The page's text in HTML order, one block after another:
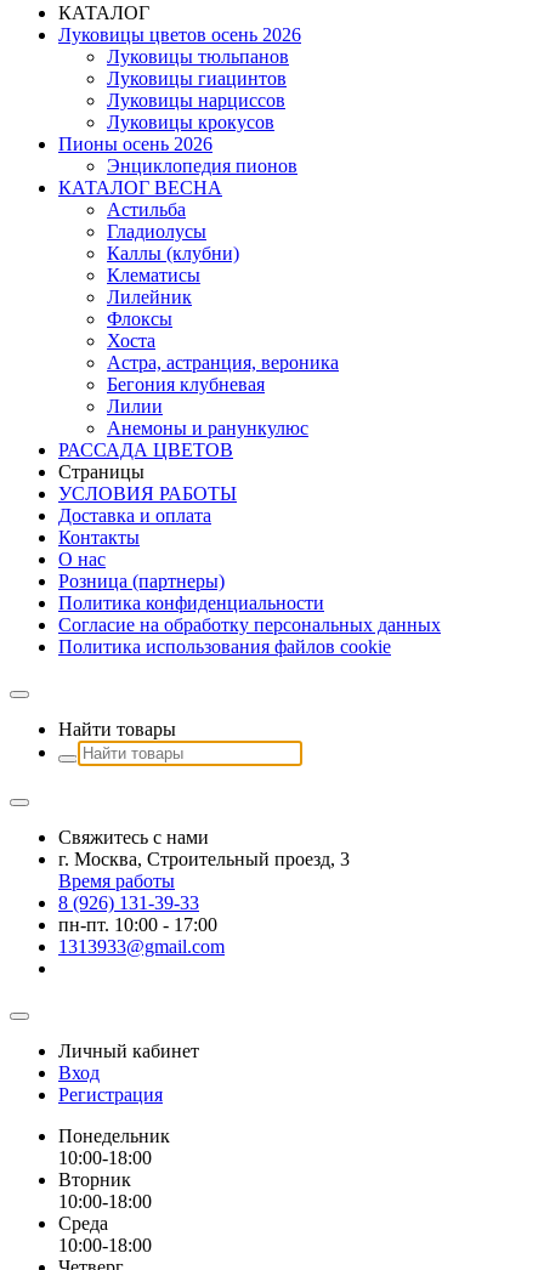
КАТАЛОГ
Луковицы цветов осень 2026
Луковицы тюльпанов
Луковицы гиацинтов
Луковицы нарциссов
Луковицы крокусов
Пионы осень 2026
Энциклопедия пионов
КАТАЛОГ ВЕСНА
Астильба
Гладиолусы
Каллы (клубни)
Клематисы
Лилейник
Флоксы
Хоста
Астра, астранция, вероника
Бегония клубневая
Лилии
Анемоны и ранункулюс
РАССАДА ЦВЕТОВ
Страницы
УСЛОВИЯ РАБОТЫ
Доставка и оплата
Контакты
О наc
Розница (партнеры)
Политика конфиденциальности
Согласие на обработку персональных данных
Политика использования файлов сookie
Найти товары
Свяжитесь с нами
г. Москва, Строительный проезд, 3
Время работы
8 (926) 131-39-33
пн-пт. 10:00 - 17:00
1313933@gmail.com
Личный кабинет
Вход
Регистрация
Понедельник
10:00-18:00
Вторник
10:00-18:00
Среда
10:00-18:00